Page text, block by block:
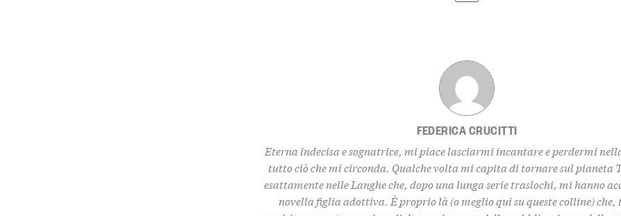
FEDERICA CRUCITTI
Eterna indecisa e sognatrice, mi piace lasciarmi incantare e perdermi
tutto ciò che mi circonda. Qualche volta mi capita di tornare sul pianeta
esattamente nelle Langhe che, dopo una lunga serie traslochi, mi hanno
novella figlia adottiva. È proprio là (o meglio qui su queste colline) che,